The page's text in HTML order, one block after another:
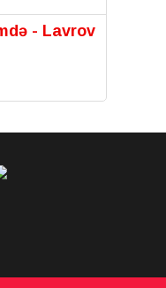
- Lavrov
dəhlizi